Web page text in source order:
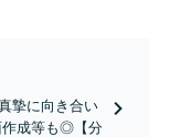
摯に向き合い
作成等も◎【分